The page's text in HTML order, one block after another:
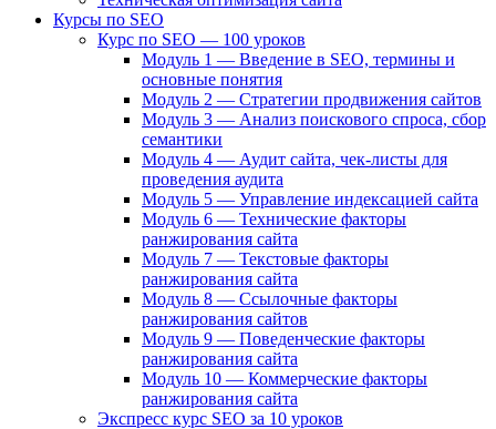
Курсы по SEO
Курс по SEO — 100 уроков
Модуль 1 — Введение в SEO, термины и
основные понятия
Модуль 2 — Стратегии продвижения сайтов
Модуль 3 — Анализ поискового спроса, сбор
семантики
Модуль 4 — Аудит сайта, чек-листы для
проведения аудита
Модуль 5 — Управление индексацией сайта
Модуль 6 — Технические факторы
ранжирования сайта
Модуль 7 — Текстовые факторы
ранжирования сайта
Модуль 8 — Ссылочные факторы
ранжирования сайтов
Модуль 9 — Поведенческие факторы
ранжирования сайта
Модуль 10 — Коммерческие факторы
ранжирования сайта
Экспресс курс SEO за 10 уроков